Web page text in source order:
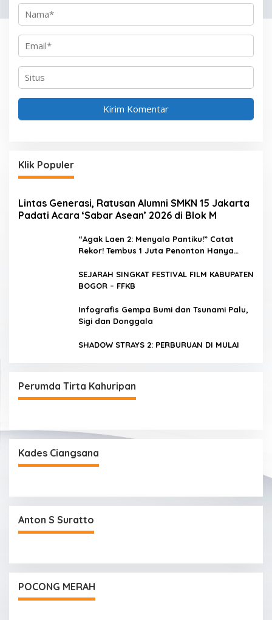
Klik Populer
Lintas Generasi, Ratusan Alumni SMKN 15 Jakarta
Padati Acara ‘Sabar Asean’ 2026 di Blok M
“Agak Laen 2: Menyala Pantiku!” Catat
Rekor! Tembus 1 Juta Penonton Hanya
SEJARAH SINGKAT FESTIVAL FILM KABUPATEN
BOGOR – FFKB
Infografis Gempa Bumi dan Tsunami Palu,
Sigi dan Donggala
SHADOW STRAYS 2: PERBURUAN DI MULAI
Perumda Tirta Kahuripan
Kades Ciangsana
Anton S Suratto
POCONG MERAH